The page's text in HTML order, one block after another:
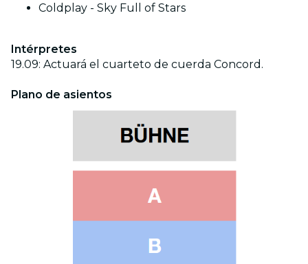
Coldplay - Sky Full of Stars
Intérpretes
19.09: Actuará el cuarteto de cuerda Concord.
Plano de asientos